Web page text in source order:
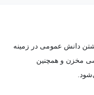
دانش عمومی در زمینه
مخزن و همچنین